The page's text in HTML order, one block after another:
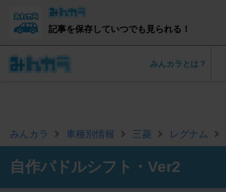
記事を保存していつでも見られる！
みんカラとは？
みんカラ 車種別情報 三菱 レグナム
自作パドルシフト・Ver2